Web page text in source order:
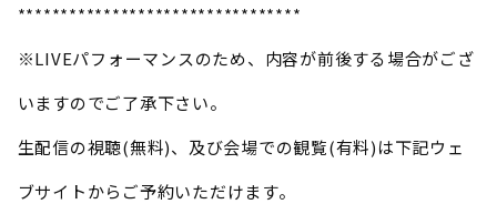
*********************************
※LIVEパフォーマンスのため、内容が前後する場合がござ
いますのでご了承下さい。
生配信の視聴(無料)、及び会場での観覧(有料)は下記ウェ
ブサイトからご予約いただけます。